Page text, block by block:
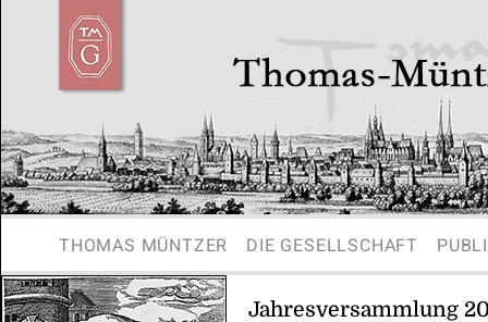
THOMAS MÜNTZER DIE GESELLSCHAFT
Jahresversammlung